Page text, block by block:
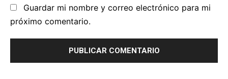
Guardar mi nombre y correo electrónico para mi
próximo comentario.